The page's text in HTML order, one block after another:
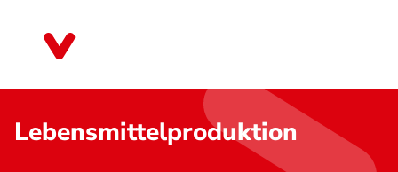
Lebensmittelproduktion